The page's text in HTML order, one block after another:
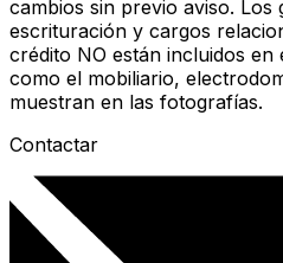
cambios sin previo aviso. Los
escrituración y cargos
crédito NO están incluidos en
como el mobiliario,
muestran en las fotografías.
Contactar